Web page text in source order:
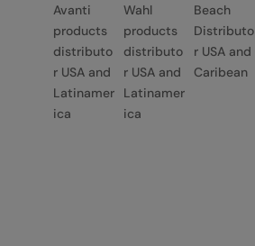
Avanti
products
distributo
r USA and
Latinamer
ica
Wahl
products
distributo
r USA and
Latinamer
ica
Beach
Distributo
r USA and
Caribean